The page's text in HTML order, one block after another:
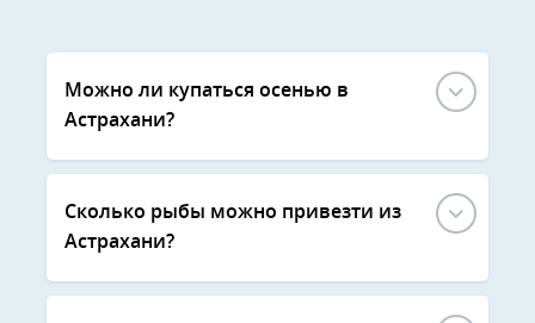
Можно ли купаться осенью в
Астрахани?
Сколько рыбы можно привезти из
Астрахани?